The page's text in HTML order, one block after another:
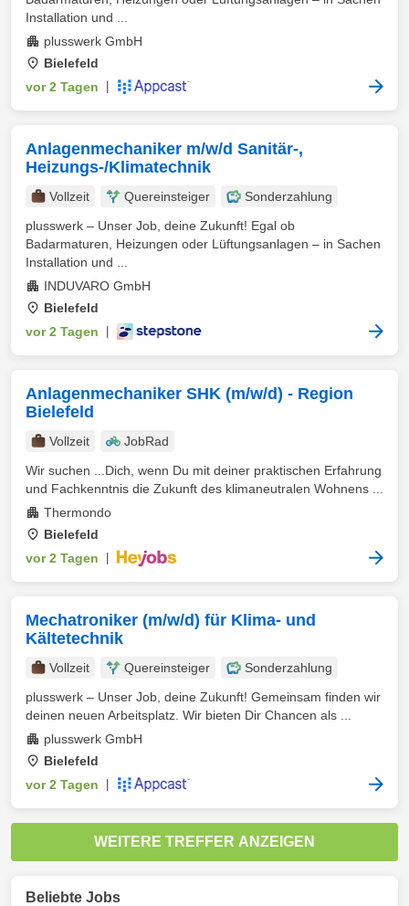
Installation und ...
plusswerk GmbH
Bielefeld
vor 2 Tagen
Anlagenmechaniker m/w/d Sanitär-,
Heizungs-/Klimatechnik
Vollzeit Quereinsteiger
Sonderzahlung
plusswerk – Unser Job, deine Zukunft! Egal ob
Badarmaturen, Heizungen oder Lüftungsanlagen – in Sachen
Installation und ...
INDUVARO GmbH
Bielefeld
vor 2 Tagen
Anlagenmechaniker SHK (m/w/d) - Region
Bielefeld
Vollzeit
JobRad
Wir suchen ...Dich, wenn Du mit deiner praktischen Erfahrung
und Fachkenntnis die Zukunft des klimaneutralen Wohnens ...
Thermondo
Bielefeld
vor 2 Tagen
Mechatroniker (m/w/d) für Klima- und
Kältetechnik
Vollzeit Quereinsteiger
Sonderzahlung
plusswerk – Unser Job, deine Zukunft! Gemeinsam finden wir
deinen neuen Arbeitsplatz. Wir bieten Dir Chancen als ...
plusswerk GmbH
Bielefeld
vor 2 Tagen
WEITERE TREFFER ANZEIGEN
Beliebte Jobs